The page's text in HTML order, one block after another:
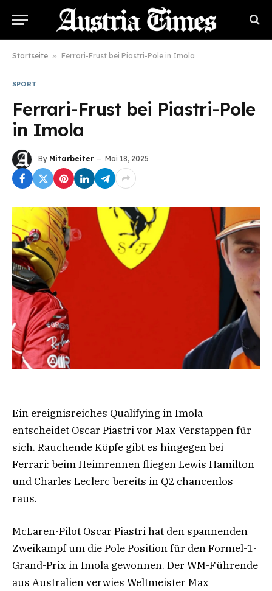
Startseite » Ferrari-Frust bei Piastri-Pole in Imola
SPORT
Ferrari-Frust bei Piastri-Pole
in Imola
By Mitarbeiter Mai 18, 2025
Ein ereignisreiches Qualifying in Imola
entscheidet Oscar Piastri vor Max Verstappen für
sich. Rauchende Köpfe gibt es hingegen bei
Ferrari: beim Heimrennen fliegen Lewis Hamilton
und Charles Leclerc bereits in Q2 chancenlos
raus.
McLaren-Pilot Oscar Piastri hat den spannenden
Zweikampf um die Pole Position für den Formel-1-
Grand-Prix in Imola gewonnen. Der WM-Führende
aus Australien verwies Weltmeister Max